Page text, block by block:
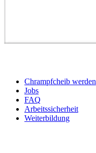
Chrampfcheib werden
Jobs
FAQ
Arbeitssicherheit
Weiterbildung